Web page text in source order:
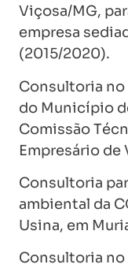
Viçosa/MG,
empresa
(2015/2020).
Consultoria
do Município
Comissão
Empresário de
Consultoria
ambiental da
Usina, em
Consultoria